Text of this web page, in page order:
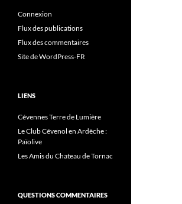
Connexion
Flux des publications
Flux des commentaires
Site de WordPress-FR
LIENS
Cévennes Terre de Lumière
Le Club Cévenol en Ardèche :
Païolive
Les Amis du Chateau de Tornac
QUESTIONS COMMENTAIRES